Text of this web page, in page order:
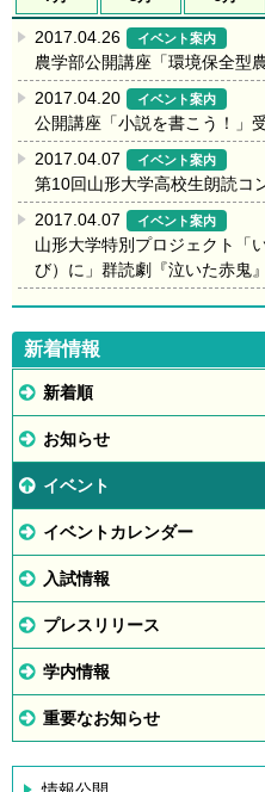
2017.04.26 イベント案内
農学部公開講座「環境保全型
2017.04.20
イベント案内
公開講座「小説を書こう！」
2017.04.07
イベント案内
第10回山形大学高校生朗読コ
2017.04.07
イベント案内
山形大学特別プロジェクト「
び）に」群読劇『泣いた赤鬼
新着情報
新着順
お知らせ
イベント
イベントカレンダー
入試情報
プレスリリース
学内情報
重要なお知らせ